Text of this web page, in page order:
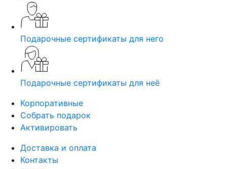
Подарочные сертификаты для него
Подарочные сертификаты для неё
Корпоративные
Собрать подарок
Активировать
Доставка и оплата
Контакты